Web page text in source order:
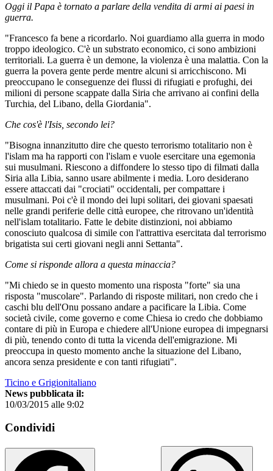
Oggi il Papa è tornato a parlare della vendita di armi ai paesi in
guerra.
"Francesco fa bene a ricordarlo. Noi guardiamo alla guerra in modo
troppo ideologico. C'è un substrato economico, ci sono ambizioni
territoriali. La guerra è un demone, la violenza è una malattia. Con la
guerra la povera gente perde mentre alcuni si arricchiscono. Mi
preoccupano le conseguenze dei flussi di rifugiati e profughi, dei
milioni di persone scappate dalla Siria che arrivano ai confini della
Turchia, del Libano, della Giordania".
Che cos'è l'Isis, secondo lei?
"Bisogna innanzitutto dire che questo terrorismo totalitario non è
l'islam ma ha rapporti con l'islam e vuole esercitare una egemonia
sui musulmani. Riescono a diffondere lo stesso tipo di filmati dalla
Siria alla Libia, sanno usare abilmente i media. Loro desiderano
essere attaccati dai "crociati" occidentali, per compattare i
musulmani. Poi c'è il mondo dei lupi solitari, dei giovani spaesati
nelle grandi periferie delle città europee, che ritrovano un'identità
nell'islam totalitario. Fatte le debite distinzioni, noi abbiamo
conosciuto qualcosa di simile con l'attrattiva esercitata dal terrorismo
brigatista sui certi giovani negli anni Settanta".
Come si risponde allora a questa minaccia?
"Mi chiedo se in questo momento una risposta "forte" sia una
risposta "muscolare". Parlando di risposte militari, non credo che i
caschi blu dell'Onu possano andare a pacificare la Libia. Come
società civile, come governo e come Chiesa io credo che dobbiamo
contare di più in Europa e chiedere all'Unione europea di impegnarsi
di più, tenendo conto di tutta la vicenda dell'emigrazione. Mi
preoccupa in questo momento anche la situazione del Libano,
ancora senza presidente e con tanti rifugiati".
Ticino e Grigionitaliano
News pubblicata il:
10/03/2015 alle 9:02
Condividi